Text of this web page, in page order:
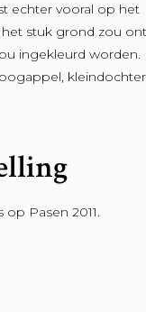
echter vooral op het
stuk grond zou
ingekleurd worden.
Pasen 2011.